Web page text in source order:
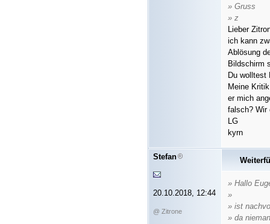
» Gruss
» z
Lieber
ich kann
Ablösung
Bildschirm
Du wolltest
Meine
er mich
falsch? Wir
LG
kyrn
Stefan
20.10.2018, 12:44
@ Zitrone
» Hallo
»
» ist
» da